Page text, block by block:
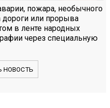
пожара, необычного
дороги или прорыва
в ленте народных
через специальную
НОВОСТЬ